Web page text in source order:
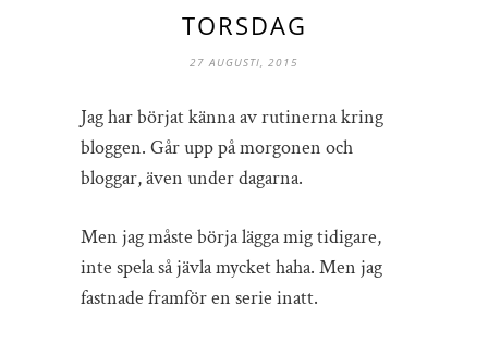
TORSDAG
27 AUGUSTI, 2015
Jag har börjat känna av rutinerna kring
bloggen. Går upp på morgonen och
bloggar, även under dagarna.
Men jag måste börja lägga mig tidigare,
inte spela så jävla mycket haha. Men jag
fastnade framför en serie inatt.